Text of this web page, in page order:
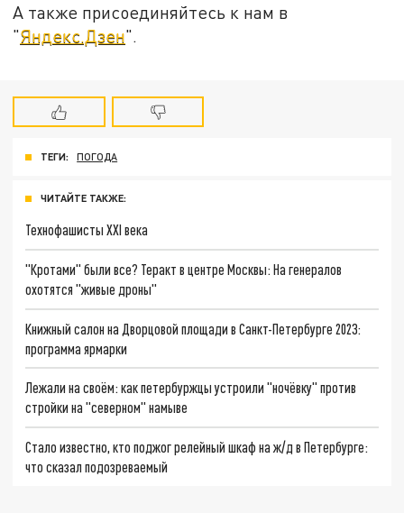
А также присоединяйтесь к нам в
"Яндекс.Дзен".
ТЕГИ: ПОГОДА
ЧИТАЙТЕ ТАКЖЕ:
Технофашисты XXI века
"Кротами" были все? Теракт в центре Москвы: На генералов
охотятся "живые дроны"
Книжный салон на Дворцовой площади в Санкт-Петербурге 2023:
программа ярмарки
Лежали на своём: как петербуржцы устроили "ночёвку" против
стройки на "северном" намыве
Стало известно, кто поджог релейный шкаф на ж/д в Петербурге:
что сказал подозреваемый